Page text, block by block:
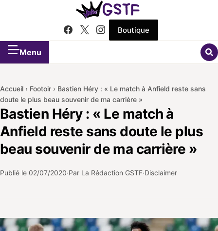
Boutique
Menu
Accueil › Footoir › Bastien Héry : « Le match à Anfield reste sans
doute le plus beau souvenir de ma carrière »
Bastien Héry : « Le match à
Anfield reste sans doute le plus
beau souvenir de ma carrière »
Publié le 02/07/2020 Par La Rédaction GSTF Disclaimer